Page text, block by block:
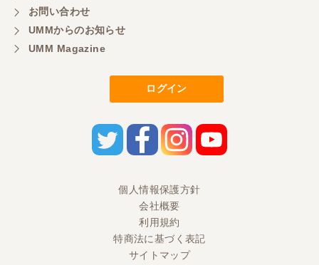
しています。
迅速な取引有難うございました
東京都／大西
とても迅速で丁寧なご対応ありがとうございまし
ておりますので、どうぞ宜しくお願い申し上げま
お問い合わせ
UMMからのお知らせ
UMM Magazine
ログイン
個人情報保護方針
会社概要
利用規約
特商法に基づく表記
サイトマップ